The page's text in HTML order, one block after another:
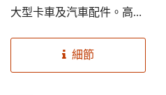
大型卡車及汽車配件。高規
觀能延長使用期限並美化您
的車子。提高您的後車門手
細節